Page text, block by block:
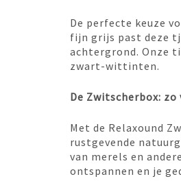
De perfecte keuze
fijn grijs past deze
achtergrond. Onze
zwart-wittinten.
De Zwitscherbox:
Met de Relaxound
rustgevende
van merels en
ontspannen en je